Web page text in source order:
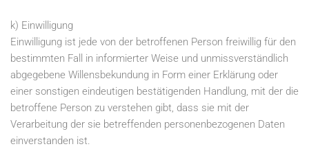
k) Einwilligung
Einwilligung ist jede von der betroffenen Person freiwillig für den
bestimmten Fall in informierter Weise und unmissverständlich
abgegebene Willensbekundung in Form einer Erklärung oder
einer sonstigen eindeutigen bestätigenden Handlung, mit der die
betroffene Person zu verstehen gibt, dass sie mit der
Verarbeitung der sie betreffenden personenbezogenen Daten
einverstanden ist.